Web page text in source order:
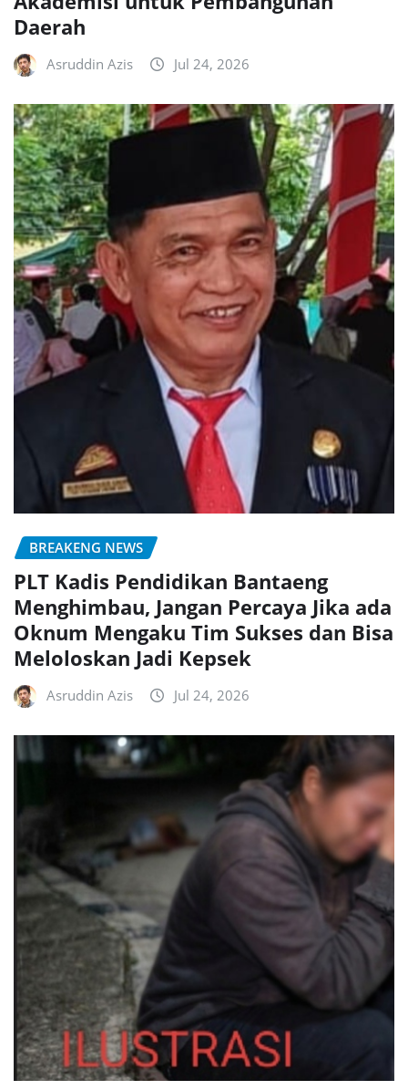
Daerah
Asruddin Azis Jul 24, 2026
BREAKENG NEWS
PLT Kadis Pendidikan Bantaeng
Menghimbau, Jangan Percaya Jika ada
Oknum Mengaku Tim Sukses dan Bisa
Meloloskan Jadi Kepsek
Asruddin Azis Jul 24, 2026